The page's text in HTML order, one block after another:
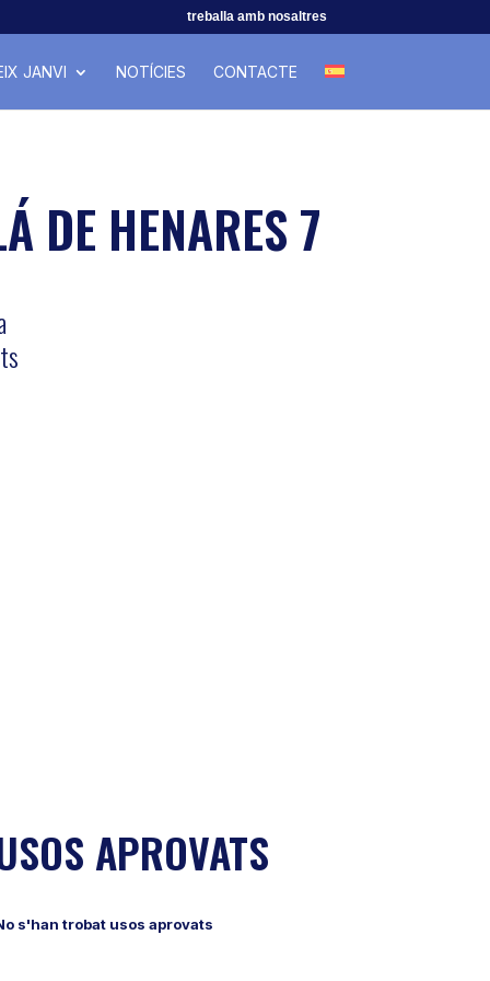
treballa amb nosaltres
JANVI NOTÍCIES CONTACTE
DE HENARES 7
APROVATS
s'han trobat usos aprovats